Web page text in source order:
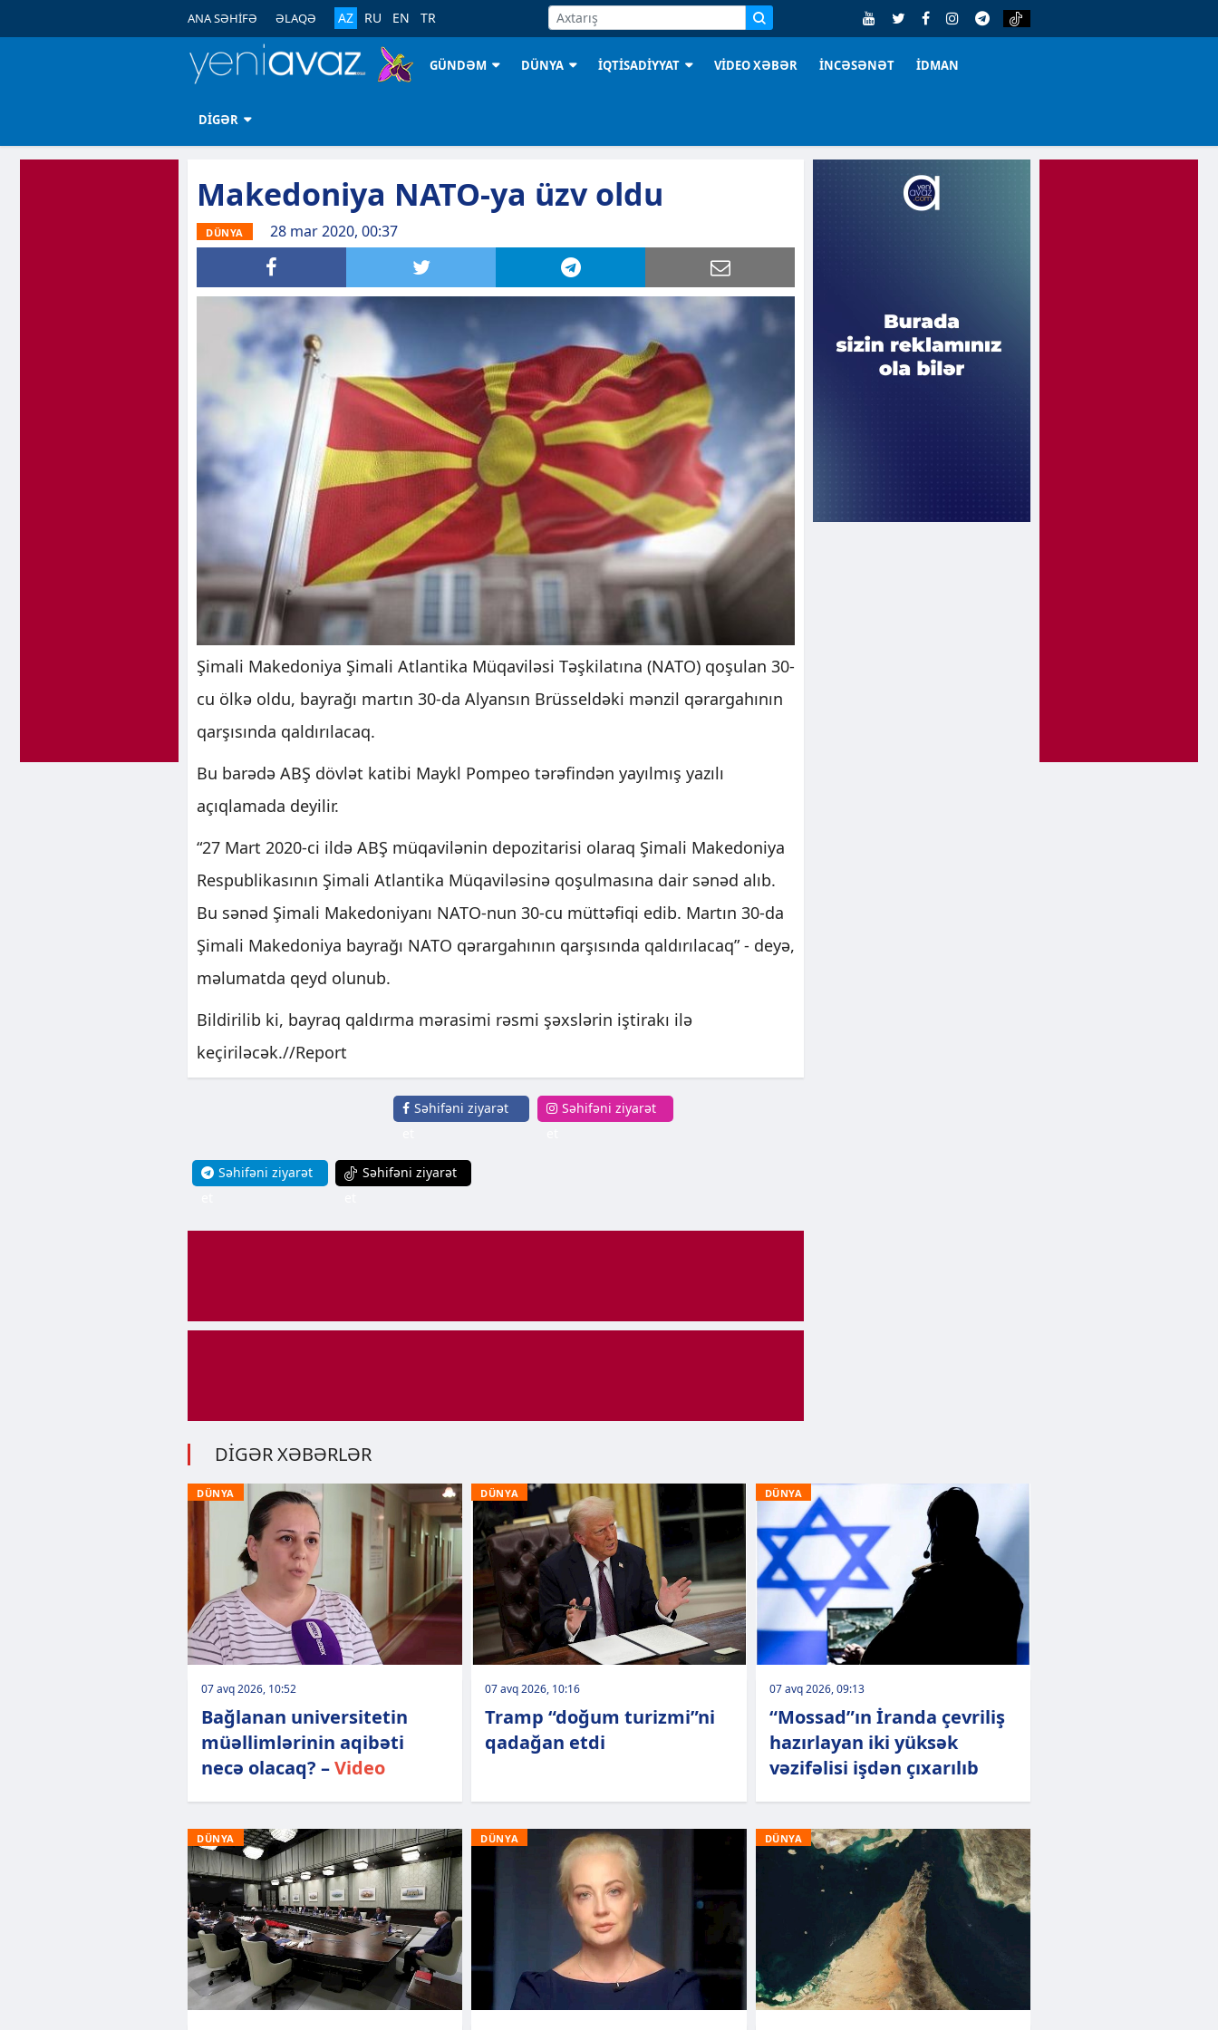
ANA SƏHİFƏ ƏLAQƏ AZ RU EN TR
GÜNDƏM DÜNYA İQTİSADİYYAT VİDEO XƏBƏR İNCƏSƏNƏT İDMAN
DİGƏR
Makedoniya NATO-ya üzv oldu
DÜNYA 28 mar 2020, 00:37
Şimali Makedoniya Şimali Atlantika Müqaviləsi Təşkilatına (NATO) qoşulan 30-
cu ölkə oldu, bayrağı martın 30-da Alyansın Brüsseldəki mənzil qərargahının
qarşısında qaldırılacaq.
Bu barədə ABŞ dövlət katibi Maykl Pompeo tərəfindən yayılmış yazılı
açıqlamada deyilir.
“27 Mart 2020-ci ildə ABŞ müqavilənin depozitarisi olaraq Şimali Makedoniya
Respublikasının Şimali Atlantika Müqaviləsinə qoşulmasına dair sənəd alıb.
Bu sənəd Şimali Makedoniyanı NATO-nun 30-cu müttəfiqi edib. Martın 30-da
Şimali Makedoniya bayrağı NATO qərargahının qarşısında qaldırılacaq” - deyə,
məlumatda qeyd olunub.
Bildirilib ki, bayraq qaldırma mərasimi rəsmi şəxslərin iştirakı ilə
keçiriləcək.//Report
Səhifəni ziyarət
Səhifəni ziyarət
Səhifəni ziyarət
Səhifəni ziyarət
DİGƏR XƏBƏRLƏR
DÜNYA
07 avq 2026, 10:52
Bağlanan universitetin
müəllimlərinin aqibəti
necə olacaq? –Video
DÜNYA
07 avq 2026, 10:16
Tramp “doğum turizmi”ni
qadağan etdi
DÜNYA
07 avq 2026, 09:13
“Mossad”ın İranda çevriliş
hazırlayan iki yüksək
vəzifəlisi işdən çıxarılıb
DÜNYA DÜNYA DÜNYA